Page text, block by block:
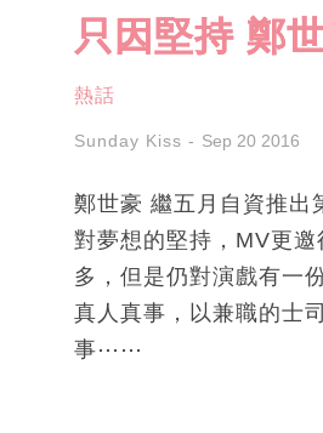
只因堅持 鄭
熱話
Sunday Kiss Sep 20 2016
鄭世豪 繼五月自資推出
對夢想的堅持，MV更
多，但是仍對演戲有一
真人真事，以兼職的士
事⋯⋯